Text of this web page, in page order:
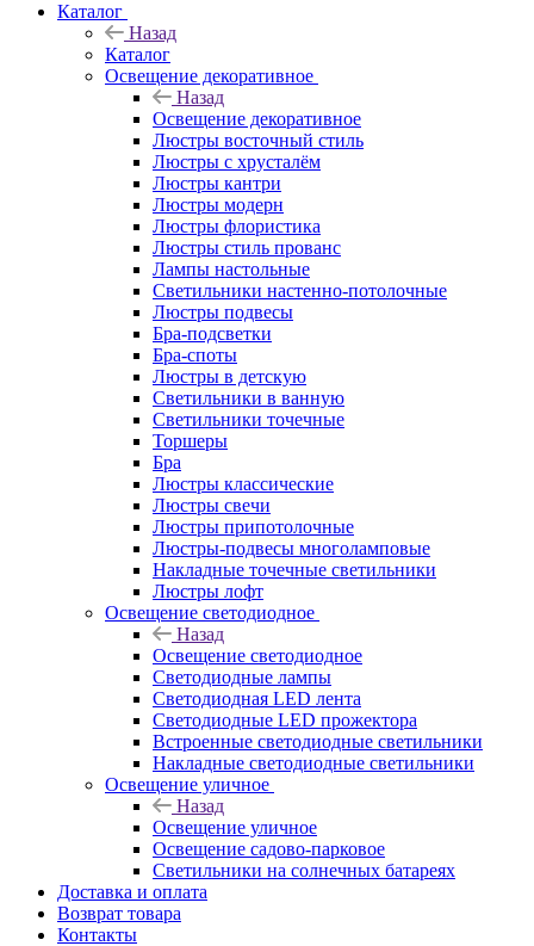
Каталог
Назад
Каталог
Освещение декоративное
Назад
Освещение декоративное
Люстры восточный стиль
Люстры с хрусталём
Люстры кантри
Люстры модерн
Люстры флористика
Люстры стиль прованс
Лампы настольные
Светильники настенно-потолочные
Люстры подвесы
Бра-подсветки
Бра-споты
Люстры в детскую
Светильники в ванную
Светильники точечные
Торшеры
Бра
Люстры классические
Люстры свечи
Люстры припотолочные
Люстры-подвесы многоламповые
Накладные точечные светильники
Люстры лофт
Освещение светодиодное
Назад
Освещение светодиодное
Светодиодные лампы
Светодиодная LED лента
Светодиодные LED прожектора
Встроенные светодиодные светильники
Накладные светодиодные светильники
Освещение уличное
Назад
Освещение уличное
Освещение садово-парковое
Светильники на солнечных батареях
Доставка и оплата
Возврат товара
Контакты